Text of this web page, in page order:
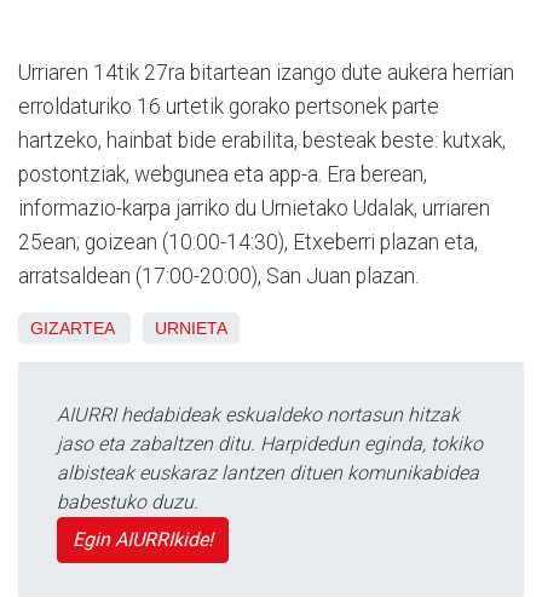
Urriaren 14tik 27ra bitartean izango dute aukera herrian
erroldaturiko 16 urtetik gorako pertsonek parte
hartzeko, hainbat bide erabilita, besteak beste: kutxak,
postontziak, webgunea eta app-a. Era berean,
informazio-karpa jarriko du Urnietako Udalak, urriaren
25ean; goizean (10:00-14:30), Etxeberri plazan eta,
arratsaldean (17:00-20:00), San Juan plazan.
GIZARTEA URNIETA
AIURRI hedabideak eskualdeko nortasun hitzak
jaso eta zabaltzen ditu. Harpidedun eginda, tokiko
albisteak euskaraz lantzen dituen komunikabidea
babestuko duzu.
Egin AIURRIkide!